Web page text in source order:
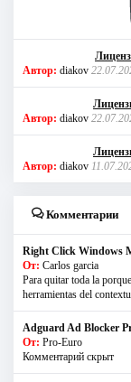
Автор: diakov
Автор: diakov
Автор: diakov
Комментарии
Right Click Windows
От: Carlos garcia
Para quitar toda la
herramientas del
Adguard Ad Blocker
От: Pro-Euro
Комментарий скрыт